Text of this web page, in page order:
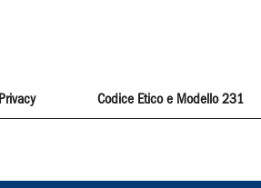
Privacy Codice Etico e Modello 231